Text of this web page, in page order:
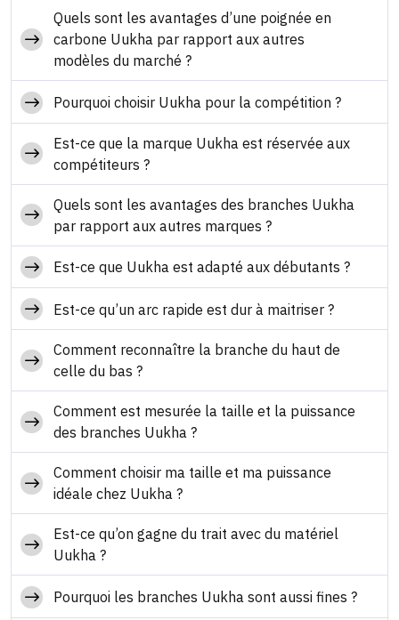
Quels sont les avantages d’une poignée en
carbone Uukha par rapport aux autres
modèles du marché ?
Pourquoi choisir Uukha pour la compétition ?
Est-ce que la marque Uukha est réservée aux
compétiteurs ?
Quels sont les avantages des branches Uukha
par rapport aux autres marques ?
Est-ce que Uukha est adapté aux débutants ?
Est-ce qu’un arc rapide est dur à maitriser ?
Comment reconnaître la branche du haut de
celle du bas ?
Comment est mesurée la taille et la puissance
des branches Uukha ?
Comment choisir ma taille et ma puissance
idéale chez Uukha ?
Est-ce qu’on gagne du trait avec du matériel
Uukha ?
Pourquoi les branches Uukha sont aussi fines ?